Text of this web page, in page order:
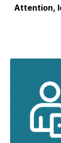
Attention,